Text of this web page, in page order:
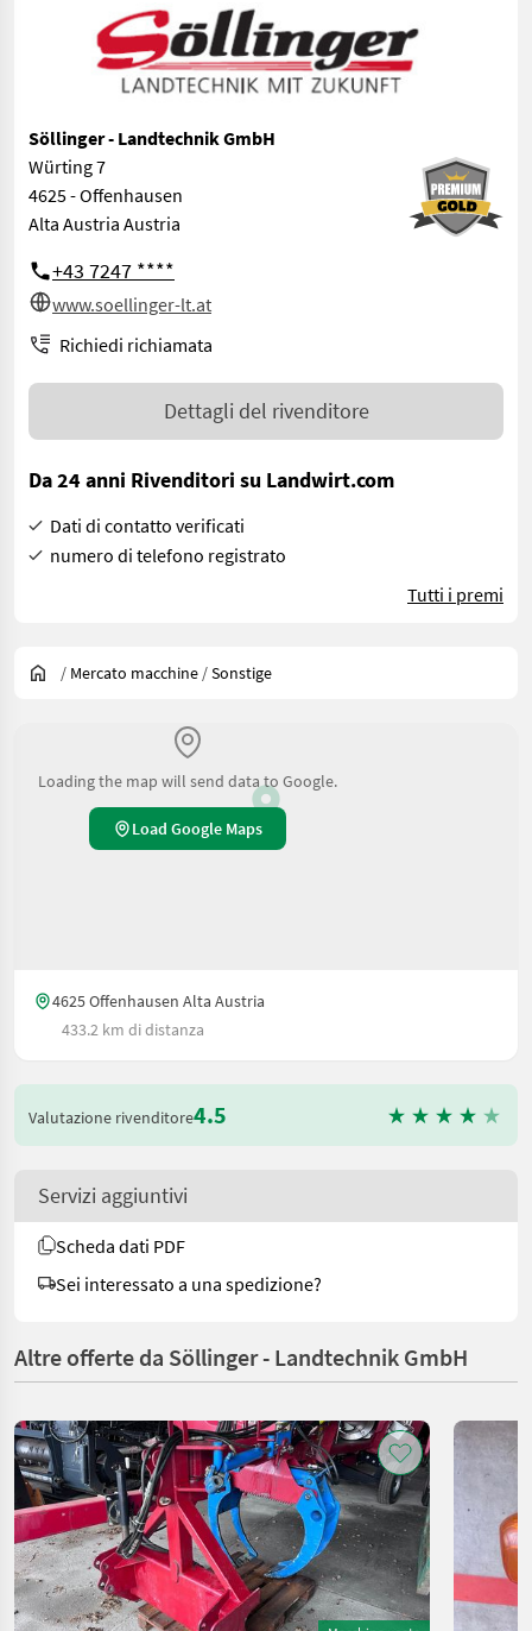
Söllinger - Landtechnik GmbH
Würting 7
4625 - Offenhausen
Alta Austria Austria
+43 7247 ****
www.soellinger-lt.at
Richiedi richiamata
Dettagli del rivenditore
Da 24 anni Rivenditori su Landwirt.com
Dati di contatto verificati
numero di telefono registrato
Tutti i premi
/ Mercato macchine /Sonstige
Loading the map will send data to Google.
Load Google Maps
4625 Offenhausen Alta Austria
433.2 km di distanza
Valutazione rivenditore4.5
Servizi aggiuntivi
Scheda dati PDF
Sei interessato a una spedizione?
Altre offerte da Söllinger - Landtechnik GmbH